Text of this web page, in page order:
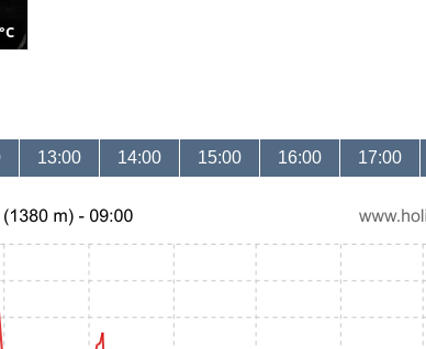
13:00 14:00 15:00 16:00 17:00